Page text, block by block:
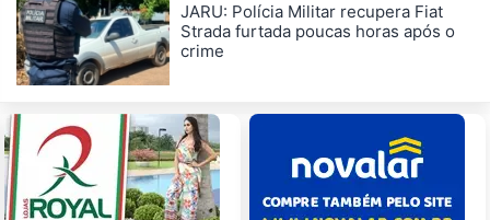
JARU: Polícia Militar recupera Fiat
Strada furtada poucas horas após o
crime